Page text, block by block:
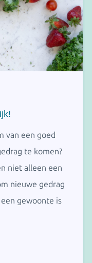
van een goed
te komen?
niet alleen een
nieuwe gedrag
gewoonte is